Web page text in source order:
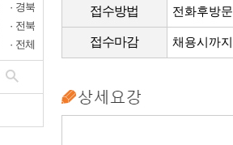
· 경북
· 전북
· 전체
접수방법 전화후방문
접수마감 채용시까지